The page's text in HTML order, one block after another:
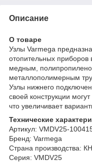
Описание
О товаре
Узлы Varmega
отопительных приборов
медным,
металлополимерным
Узлы нижнего
своей конструкции
что увеличивает
Технические
Артикул: VMDV25-
Бренд: Varmega
Страна производства:
Серия: VMDV25